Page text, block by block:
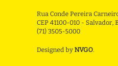
Rua Conde Pereira
CEP 41100-010 - Salvador,
(71) 3505-5000
Designed by NVGO.